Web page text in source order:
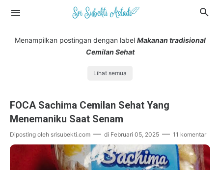
Menampilkan postingan dengan label Makanan tradisional
Cemilan Sehat
Lihat semua
FOCA Sachima Cemilan Sehat Yang
Menemaniku Saat Senam
Diposting oleh srisubekti.com di Februari 05, 2025 11 komentar